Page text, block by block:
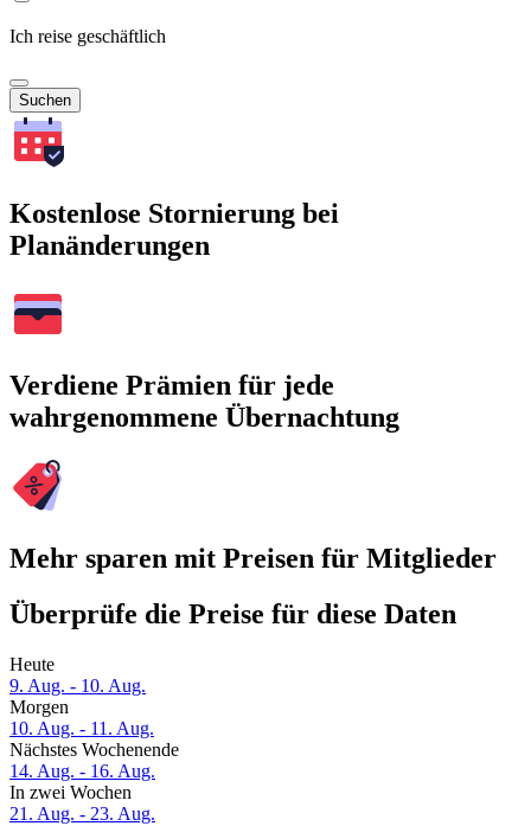
Ich reise geschäftlich
Suchen
Kostenlose Stornierung bei
Planänderungen
Verdiene Prämien für jede
wahrgenommene Übernachtung
Mehr sparen mit Preisen für Mitglieder
Überprüfe die Preise für diese Daten
Heute
9. Aug. - 10. Aug.
Morgen
10. Aug. - 11. Aug.
Nächstes Wochenende
14. Aug. - 16. Aug.
In zwei Wochen
21. Aug. - 23. Aug.